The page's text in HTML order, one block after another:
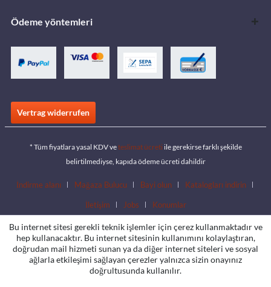
Ödeme yöntemleri
Vertrag widerrufen
* Tüm fiyatlara yasal KDV veteslimat ücreti ile gerekirse farklı şekilde
belirtilmediyse, kapıda ödeme ücreti dahildir
İndirme alanı Mağaza Bulucu Bayi olun Katalogları indirin
İletişim Jobs Konumlar
Bu internet sitesi gerekli teknik işlemler için çerez kullanmaktadır ve
hep kullanacaktır. Bu internet sitesinin kullanımını kolaylaştıran,
doğrudan mail hizmeti sunan ya da diğer internet siteleri ve sosyal
ağlarla etkileşimi sağlayan çerezler yalnızca sizin onayınız
doğrultusunda kullanılır.